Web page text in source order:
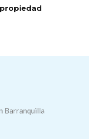
Barranquilla